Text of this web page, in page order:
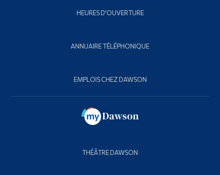
HEURES D'OUVERTURE
ANNUAIRE TÉLÉPHONIQUE
EMPLOIS CHEZ DAWSON
THÉÂTRE DAWSON